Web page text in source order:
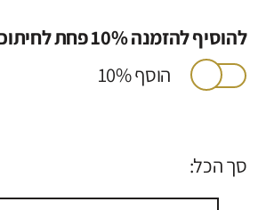
להוסיף להזמנה 10% פחת לחיתוכים ותיקונים?
הוסף 10%
סך הכל: